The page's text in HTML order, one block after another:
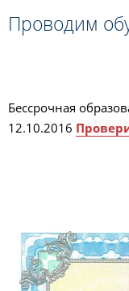
Проводим
Бессрочная
12.10.2016